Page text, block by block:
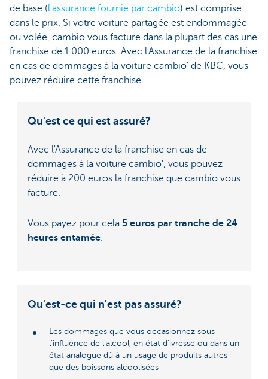
de base (l'assurance fournie par cambio) est comprise
dans le prix. Si votre voiture partagée est endommagée
ou volée, cambio vous facture dans la plupart des cas une
franchise de 1.000 euros. Avec l'Assurance de la franchise
en cas de dommages à la voiture cambio' de KBC, vous
pouvez réduire cette franchise.
Qu'est ce qui est assuré?
Avec l'Assurance de la franchise en cas de
dommages à la voiture cambio', vous pouvez
réduire à 200 euros la franchise que cambio vous
facture.
Vous payez pour cela 5 euros par tranche de 24
heures entamée
Qu'est-ce qui n'est pas assuré?
Les dommages que vous occasionnez sous
l'influence de l'alcool, en état d'ivresse ou dans un
état analogue dû à un usage de produits autres
que des boissons alcoolisées